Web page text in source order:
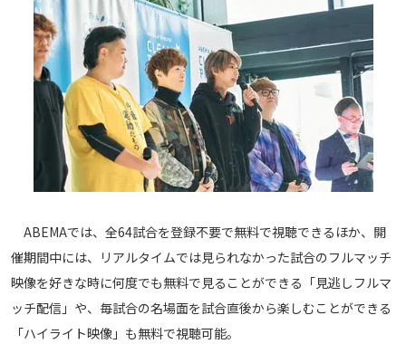
ABEMAでは、全64試合を登録不要で無料で視聴できるほか、開
催期間中には、リアルタイムでは見られなかった試合のフルマッチ
映像を好きな時に何度でも無料で見ることができる「見逃しフルマ
ッチ配信」や、毎試合の名場面を試合直後から楽しむことができる
「ハイライト映像」も無料で視聴可能。